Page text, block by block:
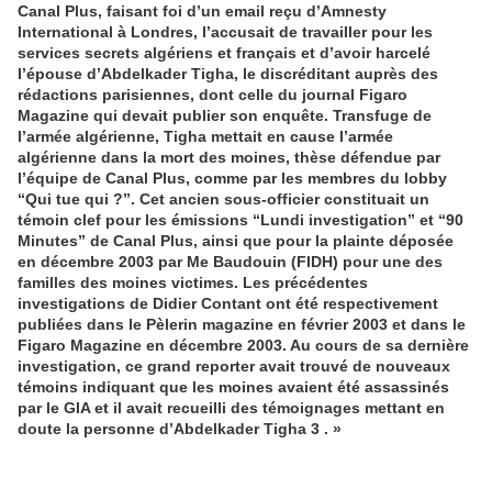
Canal Plus, faisant foi d’un email reçu d’Amnesty
International à Londres, l’accusait de travailler pour les
services secrets algériens et français et d’avoir harcelé
l’épouse d’Abdelkader Tigha, le discréditant auprès des
rédactions parisiennes, dont celle du journal Figaro
Magazine qui devait publier son enquête. Transfuge de
l’armée algérienne, Tigha mettait en cause l’armée
algérienne dans la mort des moines, thèse défendue par
l’équipe de Canal Plus, comme par les membres du lobby
“Qui tue qui ?”. Cet ancien sous-officier constituait un
témoin clef pour les émissions “Lundi investigation” et “90
Minutes” de Canal Plus, ainsi que pour la plainte déposée
en décembre 2003 par Me Baudouin (FIDH) pour une des
familles des moines victimes. Les précédentes
investigations de Didier Contant ont été respectivement
publiées dans le Pèlerin magazine en février 2003 et dans le
Figaro Magazine en décembre 2003. Au cours de sa dernière
investigation, ce grand reporter avait trouvé de nouveaux
témoins indiquant que les moines avaient été assassinés
par le GIA et il avait recueilli des témoignages mettant en
doute la personne d’Abdelkader Tigha 3 . »